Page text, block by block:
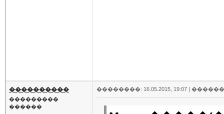
����������
���������
������
��������: 16.05.2015, 19:07 |